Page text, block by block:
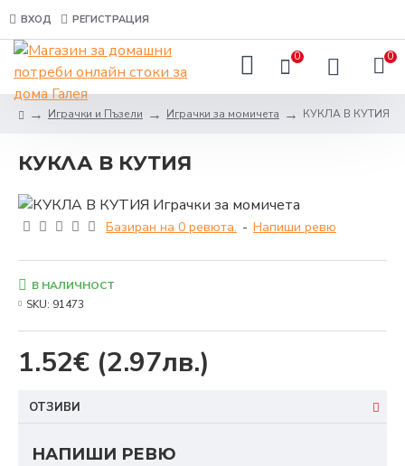
ВХОД РЕГИСТРАЦИЯ
0 0
Играчки и Пъзели Играчки за момичета КУКЛА В КУТИЯ
КУКЛА В КУТИЯ
Базиран на 0 ревюта. - Напиши ревю
1.52€ (2.97лв.)
В НАЛИЧНОСТ
SKU: 91473
ОТЗИВИ
НАПИШИ РЕВЮ